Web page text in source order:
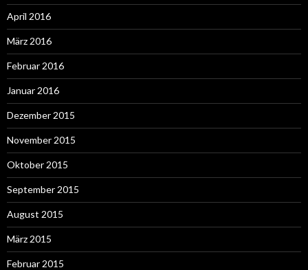
April 2016
März 2016
Februar 2016
Januar 2016
Dezember 2015
November 2015
Oktober 2015
September 2015
August 2015
März 2015
Februar 2015